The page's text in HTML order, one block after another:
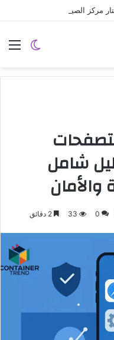
الوضع
في 2025 دليل شامل
والأمان
0
33